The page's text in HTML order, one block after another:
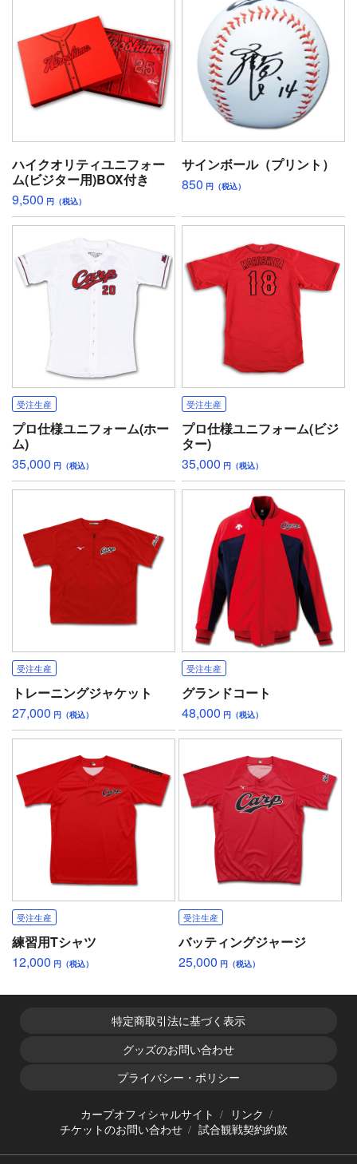
ハイクオリティユニフォー
ム(ビジター用)BOX付き
9,500 円（税込）
サインボール（プリント）
850 円（税込）
受注生産
プロ仕様ユニフォーム(ホー
ム)
35,000 円（税込）
受注生産
プロ仕様ユニフォーム(ビジ
ター)
35,000 円（税込）
受注生産
トレーニングジャケット
27,000 円（税込）
受注生産
グランドコート
48,000 円（税込）
受注生産
練習用Tシャツ
12,000 円（税込）
受注生産
バッティングジャージ
25,000 円（税込）
特定商取引法に基づく表示
グッズのお問い合わせ
プライバシー・ポリシー
カープオフィシャルサイト
リンク
チケットのお問い合わせ
試合観戦契約約款